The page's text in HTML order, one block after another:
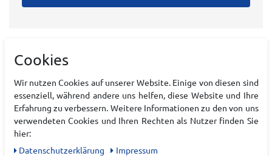
Art.-ID:22225254
EAN: 4009675876473
Materialzusammensetzung: 65% Baumwolle, 25%
Polyester, 10% Elasthan
Cookies
Wir nutzen Cookies auf unserer Website. Einige von diesen sind
essenziell, während andere uns helfen, diese Website und Ihre
Erfahrung zu verbessern. Weitere Informationen zu den von uns
verwendeten Cookies und Ihren Rechten als Nutzer finden Sie
hier:
Daten­schutz­erklärung
Impressum